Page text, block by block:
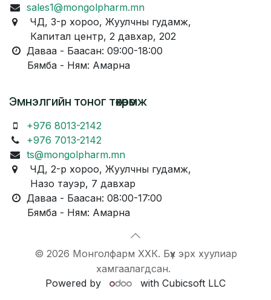
sales1@mongolpharm.mn
ЧД, 3-р хороо, Жуулчны гудамж,
Капитал центр, 2 давхар, 202
Даваа - Баасан: 09:00-18:00
Бямба - Ням: Амарна
Эмнэлгийн тоног төхөөрөмж
+976 8013-2142
+976 7013-2142
ts@mongolpharm.mn
ЧД, 2-р хороо, Жуулчны гудамж,
Назо тауэр, 7 давхар
Даваа - Баасан: 08:00-17:00
Бямба - Ням: Амарна
© 2026 Монголфарм ХХК. Бүх эрх хуулиар
хамгаалагдсан.
Powered by
with Cubicsoft LLC